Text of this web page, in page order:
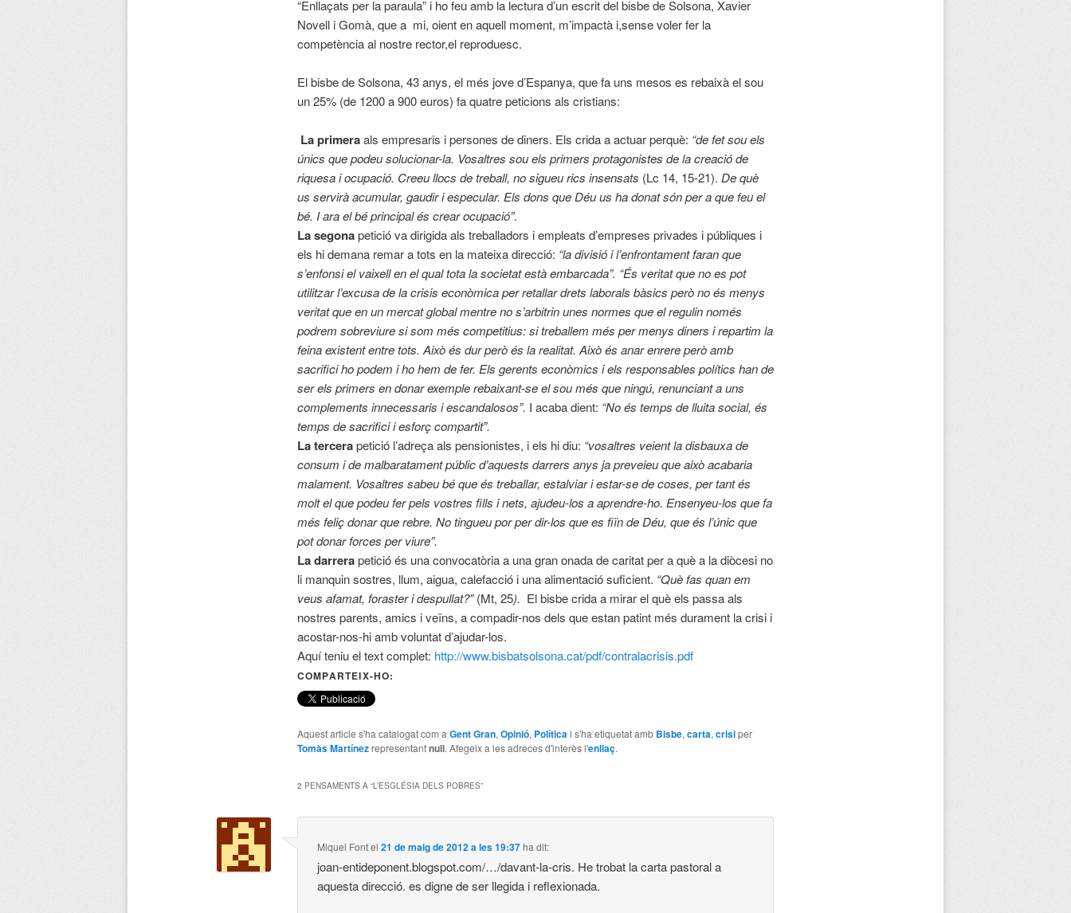
“Enllaçats per la paraula” i ho feu amb la lectura d’un escrit del bisbe de Solsona, Xavier
Novell i Gomà, que a mi, oient en aquell moment, m’impactà i,sense voler fer la
competència al nostre rector,el reproduesc.
El bisbe de Solsona, 43 anys, el més jove d’Espanya, que fa uns mesos es rebaixà el sou
un 25% (de 1200 a 900 euros) fa quatre peticions als cristians:
La primeraals empresaris i persones de diners. Els crida a actuar perquè: “de fet sou els
únics que podeu solucionar-la. Vosaltres sou els primers protagonistes de la creació de
riquesa i ocupació. Creeu llocs de treball, no sigueu rics insensats (Lc 14, 15-21). De què
us servirà acumular, gaudir i especular. Els dons que Déu us ha donat són per a que feu el
bé. I ara el bé principal és crear ocupació”.
La segonapetició va dirigida als treballadors i empleats d’empreses privades i públiques i
els hi demana remar a tots en la mateixa direcció: “la divisió i l’enfrontament faran que
s’enfonsi el vaixell en el qual tota la societat està embarcada”. “És veritat que no es pot
utilitzar l’excusa de la crisis econòmica per retallar drets laborals bàsics però no és menys
veritat que en un mercat global mentre no s’arbitrin unes normes que el regulin només
podrem sobreviure si som més competitius: si treballem més per menys diners i repartim la
feina existent entre tots. Això és dur però és la realitat. Això és anar enrere però amb
sacrifici ho podem i ho hem de fer. Els gerents econòmics i els responsables polítics han de
ser els primers en donar exemple rebaixant-se el sou més que ningú, renunciant a uns
complements innecessaris i escandalosos”. I acaba dient: “No és temps de lluita social, és
temps de sacrifici i esforç compartit”.
La tercerapetició l’adreça als pensionistes, i els hi diu: “vosaltres veient la disbauxa de
consum i de malbaratament públic d’aquests darrers anys ja preveieu que això acabaria
malament. Vosaltres sabeu bé que és treballar, estalviar i estar-se de coses, per tant és
molt el que podeu fer pels vostres fills i nets, ajudeu-los a aprendre-ho. Ensenyeu-los que fa
més feliç donar que rebre. No tingueu por per dir-los que es fiïn de Déu, que és l’únic que
pot donar forces per viure”.
La darrerapetició és una convocatòria a una gran onada de caritat per a què a la diòcesi no
li manquin sostres, llum, aigua, calefacció i una alimentació suficient. “Què fas quan em
veus afamat, foraster i despullat?”(Mt, 25). El bisbe crida a mirar el què els passa als
nostres parents, amics i veïns, a compadir-nos dels que estan patint més durament la crisi i
acostar-nos-hi amb voluntat d’ajudar-los.
Aquí teniu el text complet: http://www.bisbatsolsona.cat/pdf/contralacrisis.pdf
COMPARTEIX-HO:
Aquest article s'ha catalogat com aGent Gran,Opinió, Políticai s'ha etiquetat amb Bisbe,carta,crisiper
Tomàs Martínezrepresentantnull. Afegeix a les adreces d'interès l'enllaç.
2 PENSAMENTS A “L’ESGLÉSIA DELS POBRES”
Miquel Fontel21 de maig de 2012 a les 19:37ha dit:
joan-entideponent.blogspot.com/…/davant-la-cris. He trobat la carta pastoral a
aquesta direcció. es digne de ser llegida i reflexionada.